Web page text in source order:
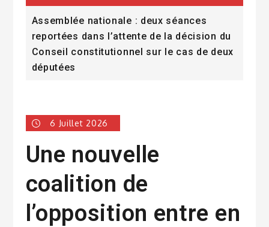
Assemblée nationale : deux séances
reportées dans l’attente de la décision du
Conseil constitutionnel sur le cas de deux
députées
6 Juillet 2026
Une nouvelle
coalition de
l’opposition entre en